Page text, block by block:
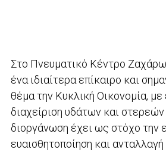
Στο Πνευματικό Κέντρο
ένα ιδιαίτερα επίκαιρο και
θέμα την Κυκλική Οικονομία, με
διαχείριση υδάτων και
διοργάνωση έχει ως στόχο την
ευαισθητοποίηση και